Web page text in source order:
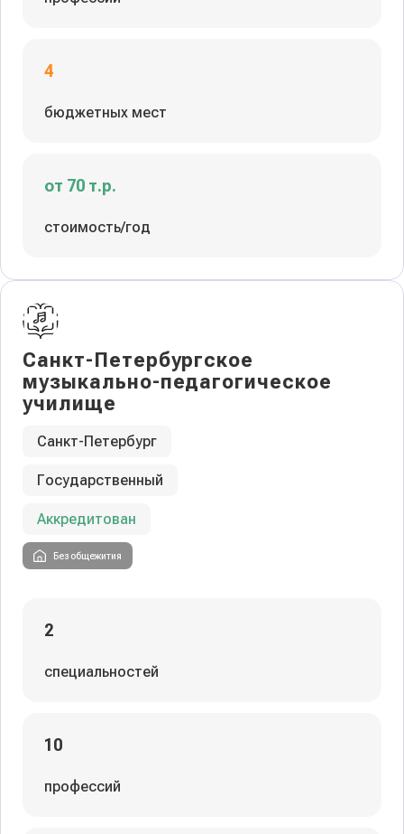
4
бюджетных мест
от 70 т.р.
стоимость/год
Санкт-Петербургское
музыкально-педагогическое
училище
Санкт-Петербург
Государственный
Аккредитован
Без общежития
2
специальностей
10
профессий